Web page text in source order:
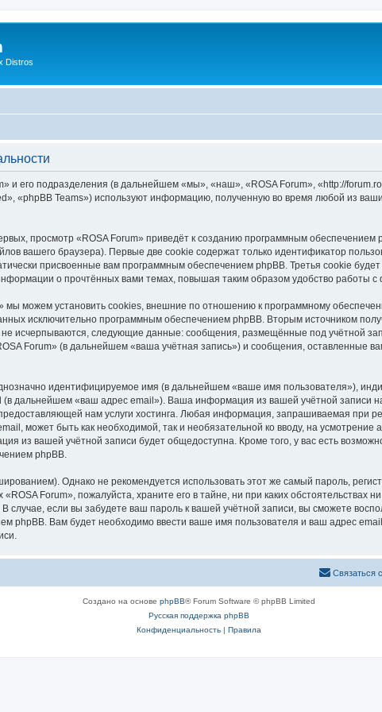
Distros
и его подразделения (в дальнейшем «мы», «наш», «ROSA Forum», «http://
«phpBB Teams») используют информацию, полученную во время любой из
просмотр «ROSA Forum» приведёт к созданию программным обеспечением
вашего браузера). Первые две cookie содержат только идентификатор
присвоенные вам программным обеспечением phpBB. Третья cookie
о прочтённых вами темах, повышая таким образом удобство работы с
можем установить cookies, внешние по отношению к программному
исключительно программным обеспечением phpBB. Вторым источником
исчерпываются, следующие данные: сообщения, размещённые под учётной
Forum» (в дальнейшем «ваша учётная запись») и сообщения, оставленные
идентифицируемое имя (в дальнейшем «ваше имя пользователя»),
дальнейшем «ваш адрес email»). Ваша информация из вашей учётной записи
нам услуги хостинга. Любая информация, запрашиваемая при
может быть как необходимой, так и необязательной ко вводу, на
из вашей учётной записи будет общедоступна. Кроме того, у вас есть
phpBB.
Однако не рекомендуется использовать этот же самый пароль,
Forum», пожалуйста, храните его в тайне, ни при каких обстоятельствах
случае, если вы забудете ваш пароль к вашей учётной записи, вы сможете
phpBB. Вам будет необходимо ввести ваше имя пользователя и ваш адрес
Связаться
Создано на основе phpBB® Forum Software © phpBB Limited
Русская поддержка phpBB
Конфиденциальность| Правила